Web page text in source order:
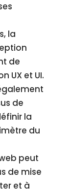
la
de
UX et UI.
de
la
du
peut
de mise
et à